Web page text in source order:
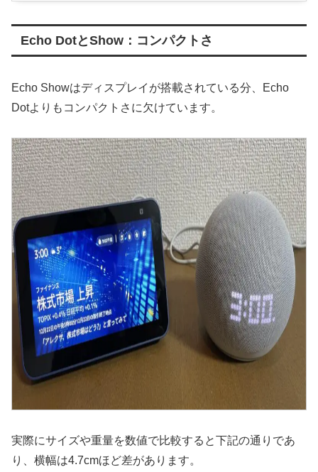
Echo DotとShow：コンパクトさ
Echo Showはディスプレイが搭載されている分、Echo
Dotよりもコンパクトさに欠けています。
実際にサイズや重量を数値で比較すると下記の通りであ
り、横幅は4.7cmほど差があります。